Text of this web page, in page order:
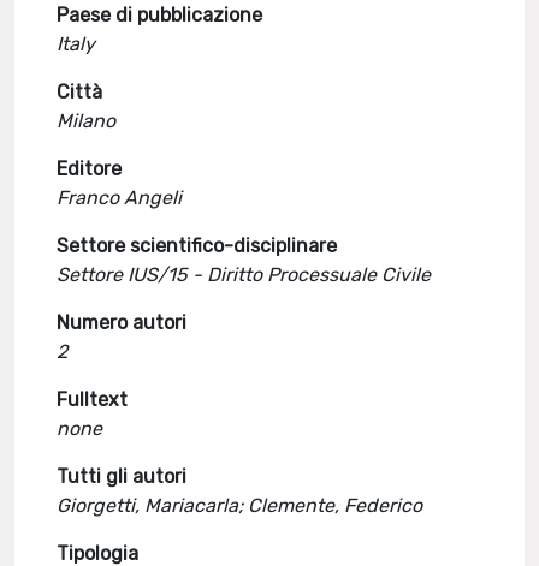
Paese di pubblicazione
Italy
Città
Milano
Editore
Franco Angeli
Settore scientifico-disciplinare
Settore IUS/15 - Diritto Processuale Civile
Numero autori
2
Fulltext
none
Tutti gli autori
Giorgetti, Mariacarla; Clemente, Federico
Tipologia